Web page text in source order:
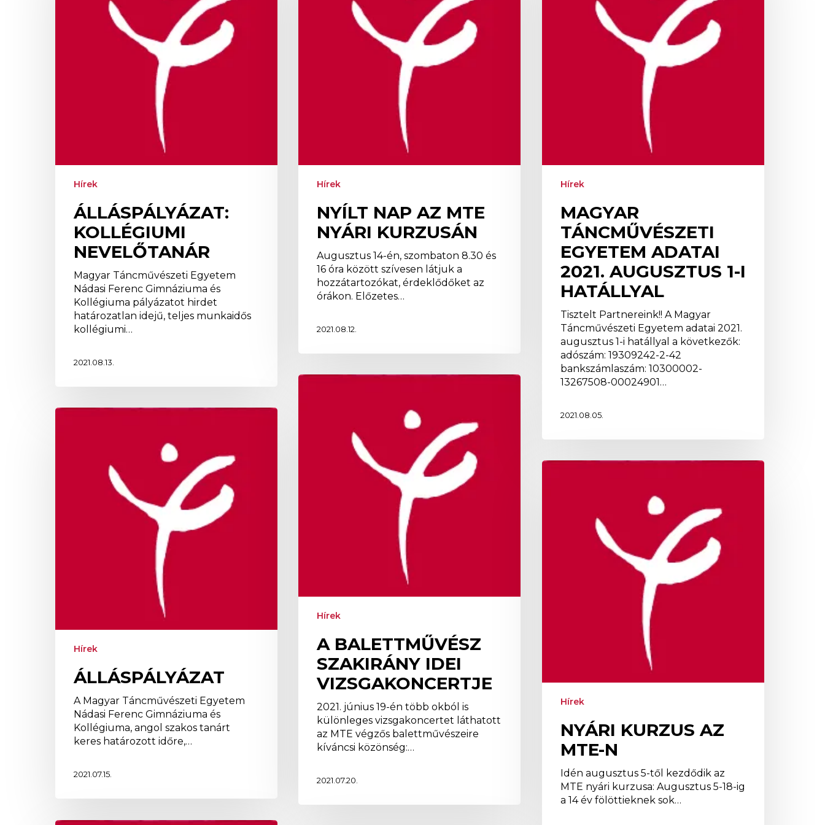
Hírek
ÁLLÁSPÁLYÁZAT:
KOLLÉGIUMI
NEVELŐTANÁR
Magyar Táncművészeti Egyetem
Nádasi Ferenc Gimnáziuma és
Kollégiuma pályázatot hirdet
határozatlan idejű, teljes munkaidős
kollégiumi…
2021.08.13.
Hírek
NYÍLT NAP AZ MTE
NYÁRI KURZUSÁN
Augusztus 14-én, szombaton 8.30 és
16 óra között szívesen látjuk a
hozzátartozókat, érdeklődőket az
órákon. Előzetes…
2021.08.12.
Hírek
MAGYAR
TÁNCMŰVÉSZETI
EGYETEM ADATAI
2021. AUGUSZTUS 1-I
HATÁLLYAL
Tisztelt Partnereink!! A Magyar
Táncművészeti Egyetem adatai 2021.
augusztus 1-i hatállyal a következők:
adószám: 19309242-2-42
bankszámlaszám: 10300002-
13267508-00024901…
2021.08.05.
A
vizsgakoncertje
Hírek
A BALETTMŰVÉSZ
SZAKIRÁNY IDEI
VIZSGAKONCERTJE
2021. június 19-én több okból is
különleges vizsgakoncertet láthatott
az MTE végzős balettművészeire
kíváncsi közönség:…
2021.07.20.
Álláspályázat
Hírek
ÁLLÁSPÁLYÁZAT
A Magyar Táncművészeti Egyetem
Nádasi Ferenc Gimnáziuma és
Kollégiuma, angol szakos tanárt
keres határozott időre,…
2021.07.15.
Nyári
Hírek
NYÁRI KURZUS AZ
MTE-N
Idén augusztus 5-től kezdődik az
MTE nyári kurzusa: Augusztus 5-18-ig
a 14 év fölöttieknek sok…